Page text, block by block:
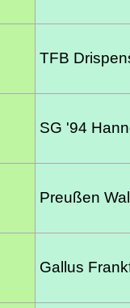
TFB
SG '94
Preußen
Gallus